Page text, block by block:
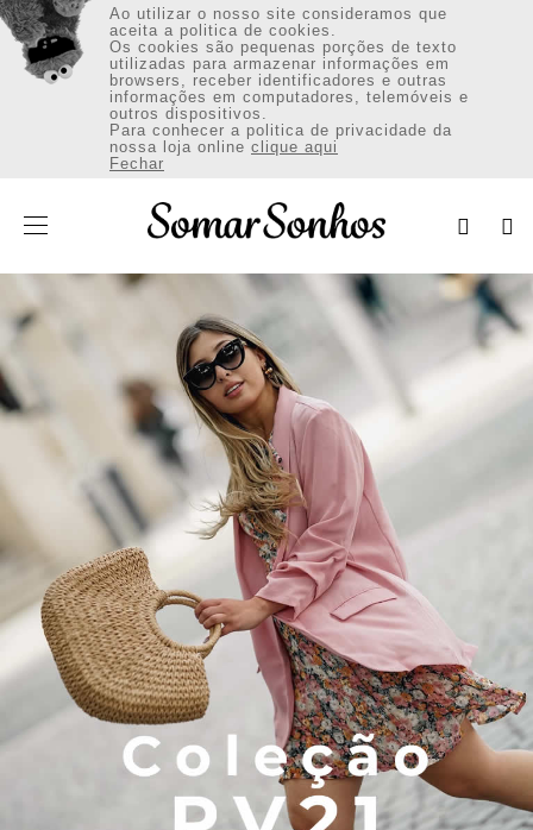
VESTUÁRIO
CALÇADO
ACESSÓRIOS
Envio:Portugal Continental (€)
INICIAR SESSÃO / REGISTAR
Ao utilizar o nosso site consideramos que
aceita a politica de cookies.
Os cookies são pequenas porções de texto
utilizadas para armazenar informações em
browsers, receber identificadores e outras
informações em computadores, telemóveis e
outros dispositivos.
Para conhecer a politica de privacidade da
nossa loja online clique aqui
Fechar